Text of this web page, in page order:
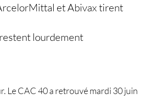
et Abivax tirent
lourdement
LeCAC 40a retrouvé mardi 30 juin